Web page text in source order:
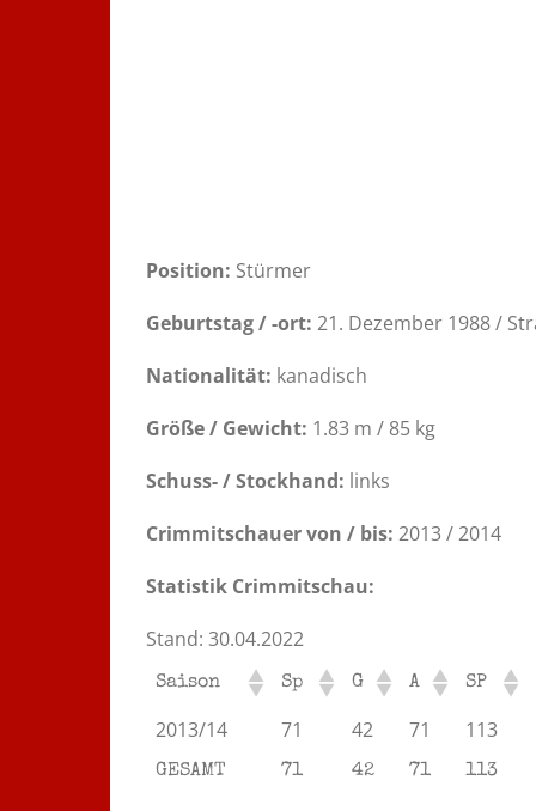
Position: Stürmer
Geburtstag / -ort: 21. Dezember 1988 /
Nationalität: kanadisch
Größe / Gewicht: 1.83 m / 85 kg
Schuss- / Stockhand: links
Crimmitschauer von / bis: 2013 / 2014
Statistik Crimmitschau:
Stand: 30.04.2022
Saison Sp G A SP
2013/14 71 42 71 113
GESAMT 71 42 71 113